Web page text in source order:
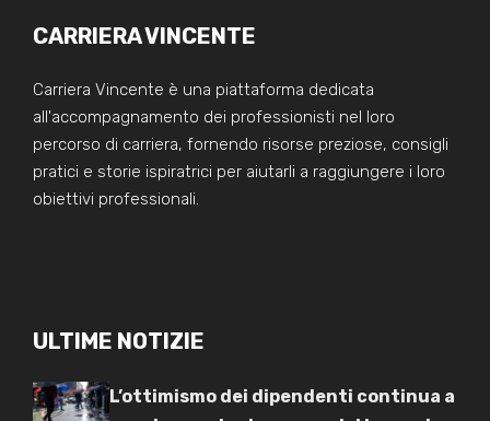
CARRIERA VINCENTE
Carriera Vincente è una piattaforma dedicata
all'accompagnamento dei professionisti nel loro
percorso di carriera, fornendo risorse preziose, consigli
pratici e storie ispiratrici per aiutarli a raggiungere i loro
obiettivi professionali.
ULTIME NOTIZIE
L’ottimismo dei dipendenti continua a